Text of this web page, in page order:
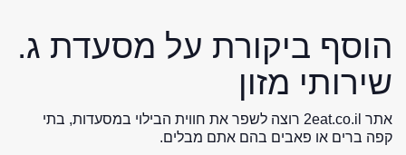
הוסף ביקורת על מסעדת ג.
שירותי מזון
אתר 2eat.co.il רוצה לשפר את חווית הבילוי במסעדות, בתי
קפה ברים או פאבים בהם אתם מבלים.